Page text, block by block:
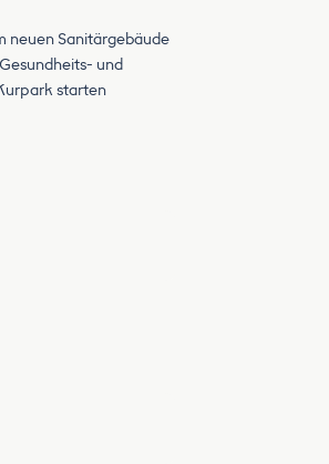
neuen Sanitärgebäude
und
starten